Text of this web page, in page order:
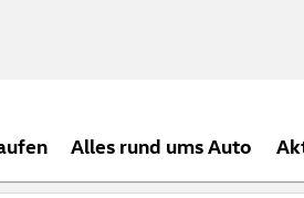
Alles rund ums Auto